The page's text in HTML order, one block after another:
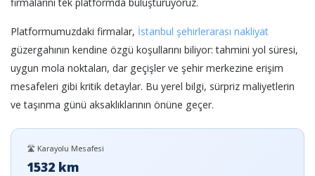
firmalarını tek platformda buluşturuyoruz.
Platformumuzdaki firmalar, İstanbul şehirlerarası nakliyat
güzergahının kendine özgü koşullarını biliyor: tahmini yol süresi,
uygun mola noktaları, dar geçişler ve şehir merkezine erişim
mesafeleri gibi kritik detaylar. Bu yerel bilgi, sürpriz maliyetlerin
ve taşınma günü aksaklıklarının önüne geçer.
🛣️ Karayolu Mesafesi
1532 km